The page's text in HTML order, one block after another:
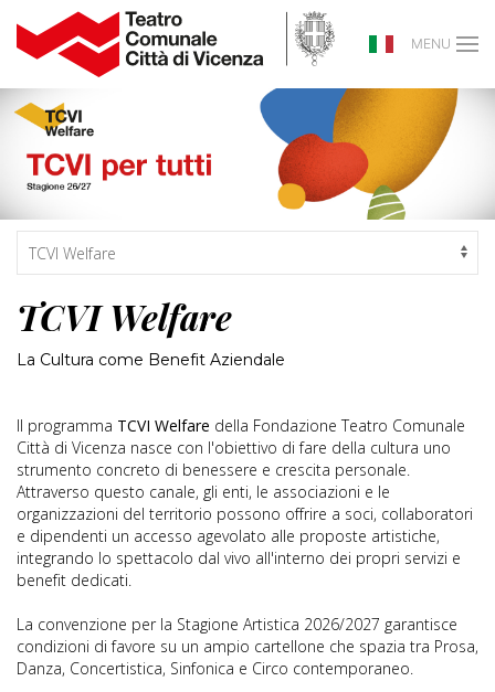
MENU
TCVI Welfare
La Cultura come Benefit Aziendale
Il programma TCVI Welfare della Fondazione Teatro Comunale
Città di Vicenza nasce con l'obiettivo di fare della cultura uno
strumento concreto di benessere e crescita personale.
Attraverso questo canale, gli enti, le associazioni e le
organizzazioni del territorio possono offrire a soci, collaboratori
e dipendenti un accesso agevolato alle proposte artistiche,
integrando lo spettacolo dal vivo all'interno dei propri servizi e
benefit dedicati.
La convenzione per la Stagione Artistica 2026/2027 garantisce
condizioni di favore su un ampio cartellone che spazia tra Prosa,
Danza, Concertistica, Sinfonica e Circo contemporaneo.